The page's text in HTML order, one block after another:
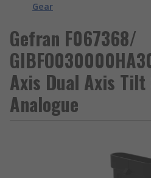
Gear
Gefran F067368/
Axis Dual Axis Tilt
Analogue